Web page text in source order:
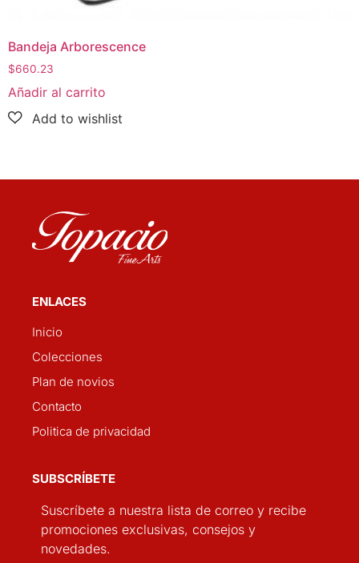
Bandeja Arborescence
$660.23
Añadir al carrito
ENLACES
Inicio
Colecciones
Plan de novios
Contacto
Politica de privacidad
SUBSCRÍBETE
Suscríbete a nuestra lista de correo y recibe
promociones exclusivas, consejos y
novedades.